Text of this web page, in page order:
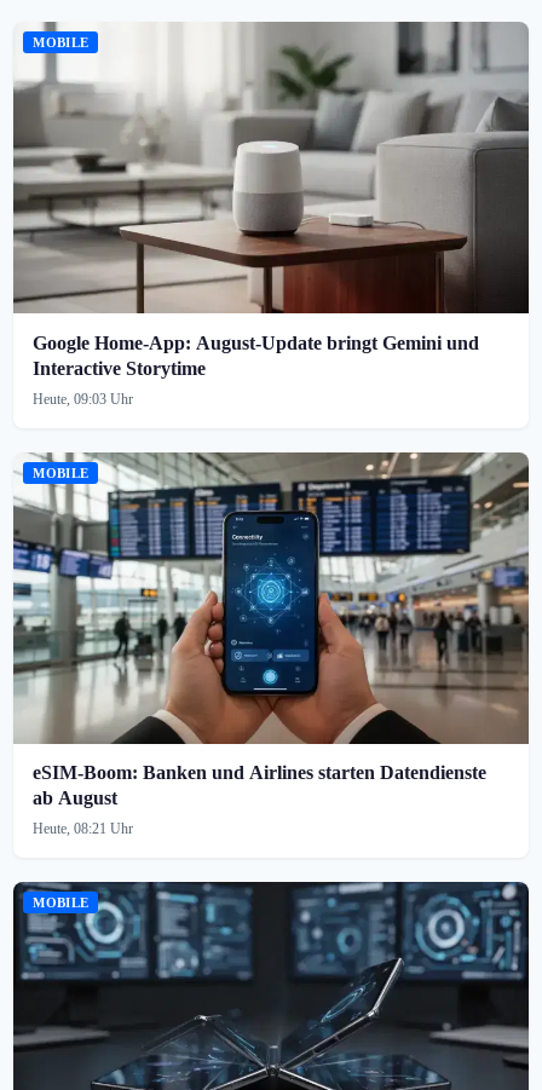
MOBILE
Google Home-App: August-Update bringt Gemini und
Interactive Storytime
Heute, 09:03 Uhr
MOBILE
eSIM-Boom: Banken und Airlines starten Datendienste
ab August
Heute, 08:21 Uhr
MOBILE